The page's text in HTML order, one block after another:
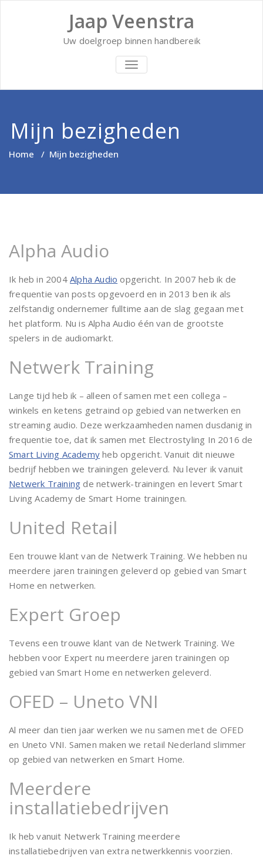
Jaap Veenstra
Uw doelgroep binnen handbereik
TOGGLE
NAVIGATIE
Mijn bezigheden
Home / Mijn bezigheden
Alpha Audio
Ik heb in 2004 Alpha Audio opgericht. In 2007 heb ik de
frequentie van posts opgevoerd en in 2013 ben ik als
zelfstandig ondernemer fulltime aan de slag gegaan met
het platform. Nu is Alpha Audio één van de grootste
spelers in de audiomarkt.
Netwerk Training
Lange tijd heb ik – alleen of samen met een collega –
winkels en ketens getraind op gebied van netwerken en
streaming audio. Deze werkzaamheden namen dusdanig in
frequentie toe, dat ik samen met Electrostyling In 2016 de
Smart Living Academy heb opgericht. Vanuit dit nieuwe
bedrijf hebben we trainingen geleverd. Nu lever ik vanuit
Netwerk Training de netwerk-trainingen en levert Smart
Living Academy de Smart Home trainingen.
United Retail
Een trouwe klant van de Netwerk Training. We hebben nu
meerdere jaren trainingen geleverd op gebied van Smart
Home en netwerken.
Expert Groep
Tevens een trouwe klant van de Netwerk Training. We
hebben voor Expert nu meerdere jaren trainingen op
gebied van Smart Home en netwerken geleverd.
OFED – Uneto VNI
Al meer dan tien jaar werken we nu samen met de OFED
en Uneto VNI. Samen maken we retail Nederland slimmer
op gebied van netwerken en Smart Home.
Meerdere
installatiebedrijven
Ik heb vanuit Netwerk Training meerdere
installatiebedrijven van extra netwerkkennis voorzien.